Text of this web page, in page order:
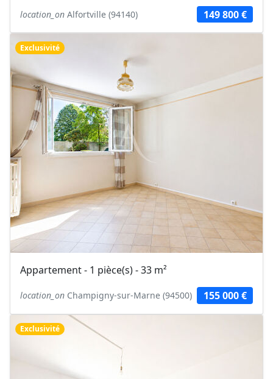
location_on Alfortville (94140) 149 800 €
Exclusivité
Appartement - 1 pièce(s) - 33 m²
location_on Champigny-sur-Marne (94500) 155 000 €
Exclusivité